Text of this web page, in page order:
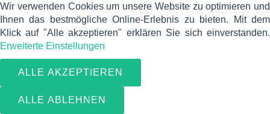
Wir verwenden Cookies um unsere Website zu optimieren und
Ihnen das bestmögliche Online-Erlebnis zu bieten. Mit dem
Klick auf "Alle akzeptieren" erklären Sie sich einverstanden.
Erweiterte Einstellungen
ALLE AKZEPTIEREN
ALLE ABLEHNEN